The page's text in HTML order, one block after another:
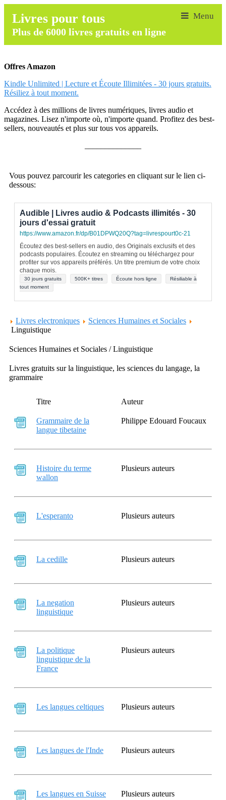
Livres pour tous
Plus de 6000 livres gratuits en ligne
Offres Amazon
Kindle Unlimited | Lecture et Écoute Illimitées - 30 jours gratuits.
Résiliez à tout moment.
Accédez à des millions de livres numériques, livres audio et
magazines. Lisez n'importe où, n'importe quand. Profitez des best-
sellers, nouveautés et plus sur tous vos appareils.
Vous pouvez parcourir les categories en cliquant sur le lien ci-
dessous:
Audible | Livres audio & Podcasts illimités - 30
jours d'essai gratuit
https://www.amazon.fr/dp/B01DPWQ20Q?tag=livrespourt0c-21
Écoutez des best-sellers en audio, des Originals exclusifs et des
podcasts populaires. Écoutez en streaming ou téléchargez pour
profiter sur vos appareils préférés. Un titre premium de votre choix
chaque mois.
30 jours gratuits 500K+ titres Écoute hors ligne
Résiliable à
tout moment
Livres electroniques
Sciences Humaines et Sociales
Linguistique
Sciences Humaines et Sociales / Linguistique
Livres gratuits sur la linguistique, les sciences du langage, la
grammaire
Titre Auteur
Grammaire de la
langue tibetaine
Philippe Edouard Foucaux
Histoire du terme
wallon
Plusieurs auteurs
L'esperanto Plusieurs auteurs
La cedille Plusieurs auteurs
La negation
linguistique
Plusieurs auteurs
La politique
linguistique de la
France
Plusieurs auteurs
Les langues celtiques Plusieurs auteurs
Les langues de l'Inde Plusieurs auteurs
Les langues en Suisse Plusieurs auteurs